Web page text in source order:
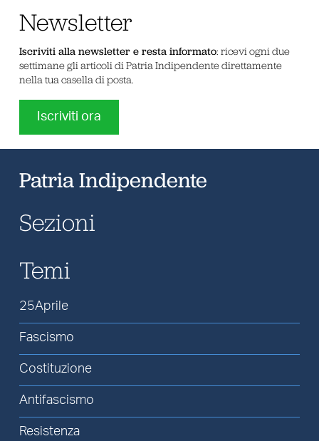
Newsletter
Iscriviti alla newsletter e resta informato: ricevi ogni due
settimane gli articoli di Patria Indipendente direttamente
nella tua casella di posta.
Iscriviti ora
Patria Indipendente
Sezioni
Temi
25Aprile
Fascismo
Costituzione
Antifascismo
Resistenza